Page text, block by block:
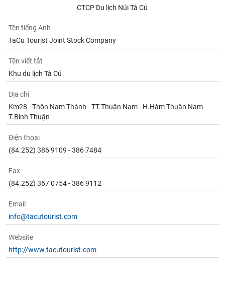
CTCP Du lịch Núi Tà Cú
Tên tiếng Anh
TaCu Tourist Joint Stock Company
Tên viết tắt
Khu du lịch Tà Cú
Địa chỉ
Km28 - Thôn Nam Thành - TT.Thuận Nam - H.Hàm Thuận Nam -
T.Bình Thuận
Điện thoại
(84.252) 386 9109 - 386 7484
Fax
(84.252) 367 0754 - 386 9112
Email
info@tacutourist.com
Website
http://www.tacutourist.com
chứng
khoán
(-)
Tất cả
Lãnh
đạo
(-)
Tin
(-)
Bài
của
tác
giả